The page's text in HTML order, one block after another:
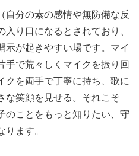
自分の素の感情や無防備な反
り口になるとされており、
示が起きやすい場です。マイ
手で荒々しくマイクを振り回
クを両手で丁寧に持ち、歌に
な笑顔を見せる。それこそ
のことをもっと知りたい、守
ります。